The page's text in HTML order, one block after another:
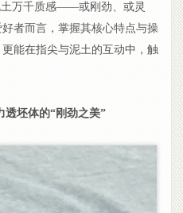
土万千质感——或刚劲、或灵
者而言，掌握其核心特点与操
能在指尖与泥土的互动中，触
透坯体的“刚劲之美”